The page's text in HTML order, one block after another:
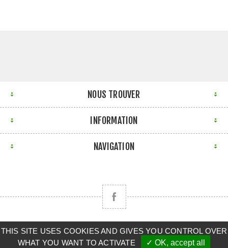
NOUS TROUVER
INFORMATION
NAVIGATION
Copyright © 2026 CLAAS BRETAGNE SUD. Tous droits
réservés.
THIS SITE USES COOKIES AND GIVES YOU CONTROL OVER
WHAT YOU WANT TO ACTIVATE
✓ OK, accept all